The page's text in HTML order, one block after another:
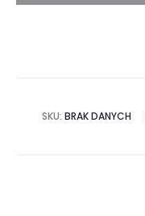
SKU: BRAK DANYCH